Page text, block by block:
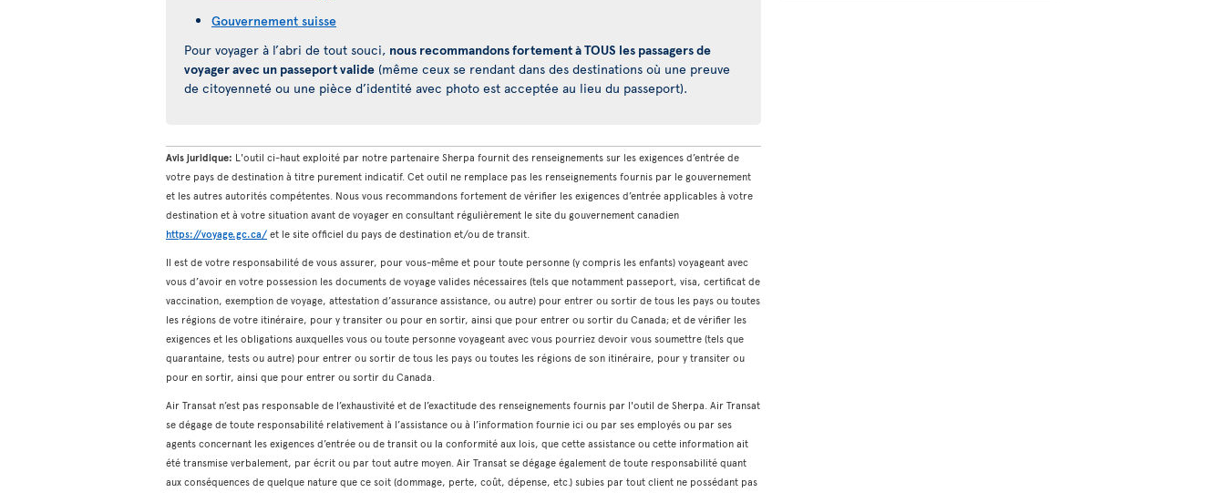
Gouvernement suisse
Pour voyager à l’abri de tout souci, nous recommandons fortement à TOUS les passagers de
voyager avec un passeport valide (même ceux se rendant dans des destinations où une preuve
de citoyenneté ou une pièce d’identité avec photo est acceptée au lieu du passeport).
Avis juridique: L'outil ci-haut exploité par notre partenaire Sherpa fournit des renseignements sur les exigences d’entrée de
votre pays de destination à titre purement indicatif. Cet outil ne remplace pas les renseignements fournis par le gouvernement
et les autres autorités compétentes. Nous vous recommandons fortement de vérifier les exigences d’entrée applicables à votre
destination et à votre situation avant de voyager en consultant régulièrement le site du gouvernement canadien
https://voyage.gc.ca/ et le site officiel du pays de destination et/ou de transit.
Il est de votre responsabilité de vous assurer, pour vous-même et pour toute personne (y compris les enfants) voyageant avec
vous d’avoir en votre possession les documents de voyage valides nécessaires (tels que notamment passeport, visa, certificat de
vaccination, exemption de voyage, attestation d’assurance assistance, ou autre) pour entrer ou sortir de tous les pays ou toutes
les régions de votre itinéraire, pour y transiter ou pour en sortir, ainsi que pour entrer ou sortir du Canada; et de vérifier les
exigences et les obligations auxquelles vous ou toute personne voyageant avec vous pourriez devoir vous soumettre (tels que
quarantaine, tests ou autre) pour entrer ou sortir de tous les pays ou toutes les régions de son itinéraire, pour y transiter ou
pour en sortir, ainsi que pour entrer ou sortir du Canada.
Air Transat n’est pas responsable de l’exhaustivité et de l’exactitude des renseignements fournis par l'outil de Sherpa. Air Transat
se dégage de toute responsabilité relativement à l’assistance ou à l’information fournie ici ou par ses employés ou par ses
agents concernant les exigences d’entrée ou de transit ou la conformité aux lois, que cette assistance ou cette information ait
été transmise verbalement, par écrit ou par tout autre moyen. Air Transat se dégage également de toute responsabilité quant
aux conséquences de quelque nature que ce soit (dommage, perte, coût, dépense, etc.) subies par tout client ne possédant pas